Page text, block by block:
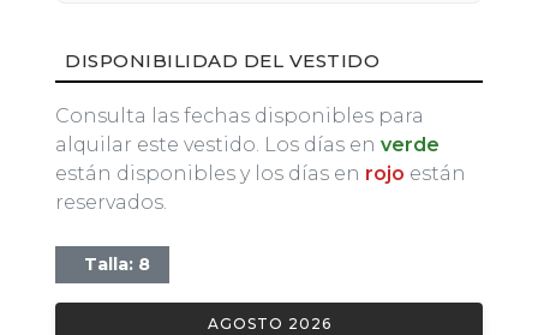
DISPONIBILIDAD DEL VESTIDO
Consulta las fechas disponibles para
alquilar este vestido. Los días en verde
están disponibles y los días en rojo están
reservados.
Talla: 8
AGOSTO 2026